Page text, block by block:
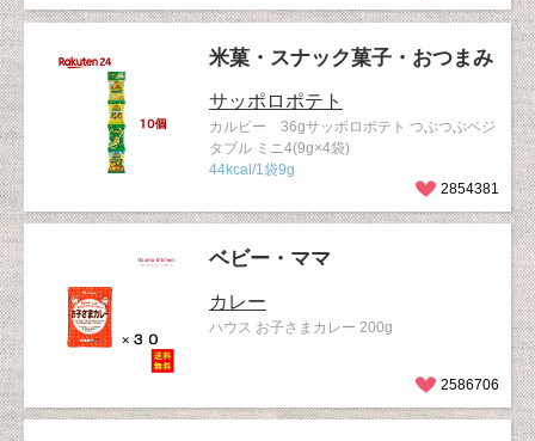
米菓・スナック菓子・おつまみ
サッポロポテト
カルビー 36gサッポロポテト つぶつぶベジ
タブル ミニ4(9g×4袋)
44kcal/1袋9g
2854381
ベビー・ママ
カレー
ハウス お子さまカレー 200g
2586706